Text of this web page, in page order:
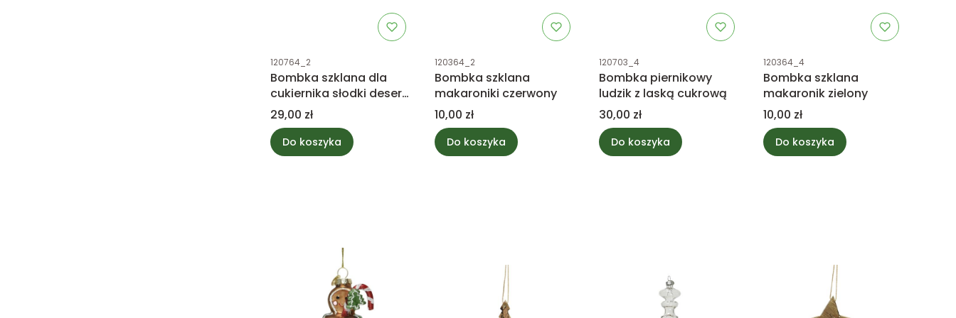
Kod produktu
120764_2
Bombka szklana dla
cukiernika słodki deser
w pucharku
Cena
29,00 zł
Do koszyka
Kod produktu
120364_2
Bombka szklana
makaroniki czerwony
Cena
10,00 zł
Do koszyka
Kod produktu
120703_4
Bombka piernikowy
ludzik z laską cukrową
Cena
30,00 zł
Do koszyka
Kod produktu
120364_4
Bombka szklana
makaronik zielony
Cena
10,00 zł
Do koszyka